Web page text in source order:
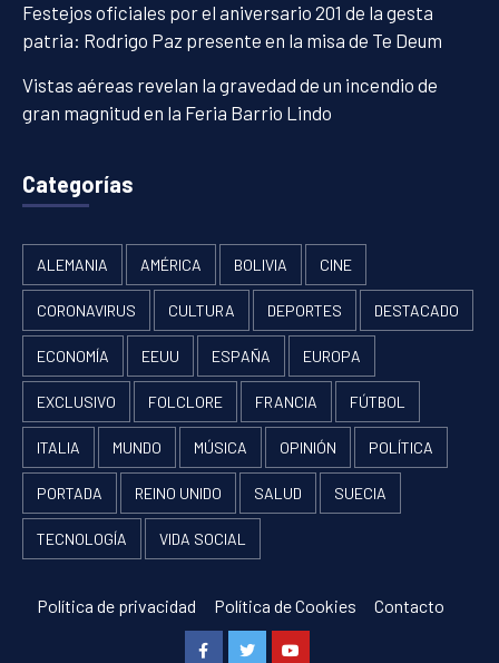
Festejos oficiales por el aniversario 201 de la gesta
patria: Rodrigo Paz presente en la misa de Te Deum
Vistas aéreas revelan la gravedad de un incendio de
gran magnitud en la Feria Barrio Lindo
Categorías
ALEMANIA AMÉRICA BOLIVIA CINE
CORONAVIRUS CULTURA DEPORTES DESTACADO
ECONOMÍA EEUU ESPAÑA EUROPA
EXCLUSIVO FOLCLORE FRANCIA FÚTBOL
ITALIA MUNDO MÚSICA OPINIÓN POLÍTICA
PORTADA REINO UNIDO SALUD SUECIA
TECNOLOGÍA VIDA SOCIAL
Política de privacidad Política de Cookies Contacto
FacebookTwitterYoutube